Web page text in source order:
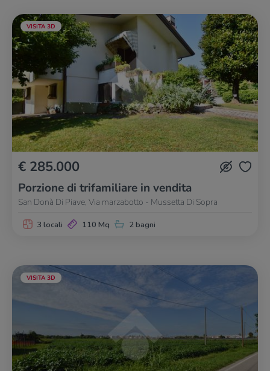
VISITA 3D
€ 285.000
Porzione di trifamiliare in vendita
San Donà Di Piave, Via marzabotto - Mussetta Di Sopra
3 locali 110 Mq 2 bagni
VISITA 3D